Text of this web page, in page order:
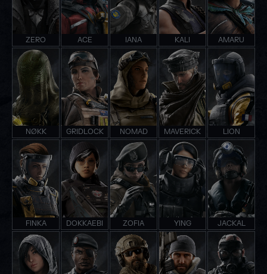
ZERO ACE IANA KALI AMARU
NØKK GRIDLOCK NOMAD MAVERICK LION
FINKA DOKKAEBI ZOFIA YING JACKAL